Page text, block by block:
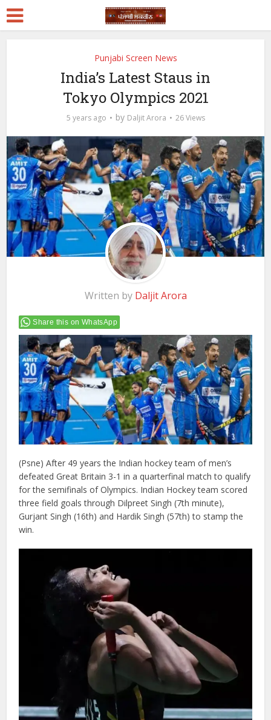
Punjabi Screen News
India’s Latest Staus in
Tokyo Olympics 2021
5 years ago by Daljit Arora 26 Views
Written by Daljit Arora
Share this on WhatsApp
(Psne) After 49 years the Indian hockey team of men’s
defeated Great Britain 3-1 in a quarterfinal match to qualify
for the semifinals of Olympics. Indian Hockey team scored
three field goals through Dilpreet Singh (7th minute),
Gurjant Singh (16th) and Hardik Singh (57th) to stamp the
win.